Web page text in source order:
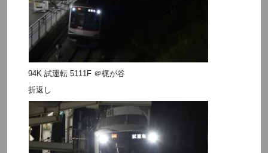
94K 試運転 5111F ＠梶が谷
折返し